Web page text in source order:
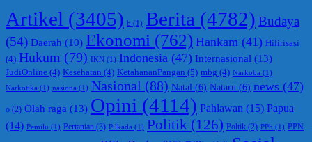
Artikel (3405) b (1) Berita (4782) Budaya
(54) Daerah (10) Ekonomi (762) Hankam (41) Hilirisasi
(4) Hukum (79) IKN (1) Indonesia (47) Internasional (13)
JudiOnline (4) Kesehatan (4) KetahananPangan (5) mbg (4) Narkoba (1)
Narkotika (1) nasiona (1) Nasional (88) Natal (6) Nataru (6) news (47)
o (2) Olah raga (13) Opini (4114) Pahlawan (15) Papua
(14) Pemilu (1) Pertanian (3) Pilkada (1) Politik (126) Poltik (2) PPh (1) PPN